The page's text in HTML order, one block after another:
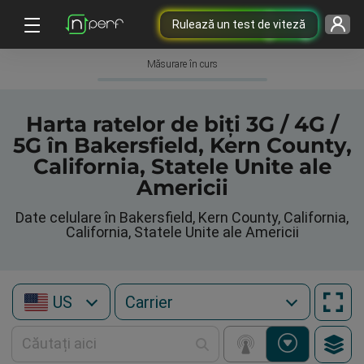
Rulează un test de viteză
Măsurare în curs
Harta ratelor de biți 3G / 4G /
5G în Bakersfield, Kern County,
California, Statele Unite ale
Americii
Date celulare în Bakersfield, Kern County, California,
California, Statele Unite ale Americii
US